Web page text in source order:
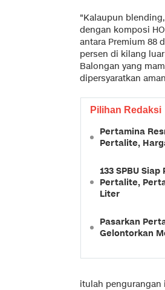
"Kalaupun
dengan komposi
antara Premium 88
persen di kilang
Balongan yang
dipersyaratkan
Pilihan Redaksi
Pertamina
Pertalite,
133 SPBU
Pertalite,
Liter
Pasarkan
Gelontorkan
itulah pengurangan